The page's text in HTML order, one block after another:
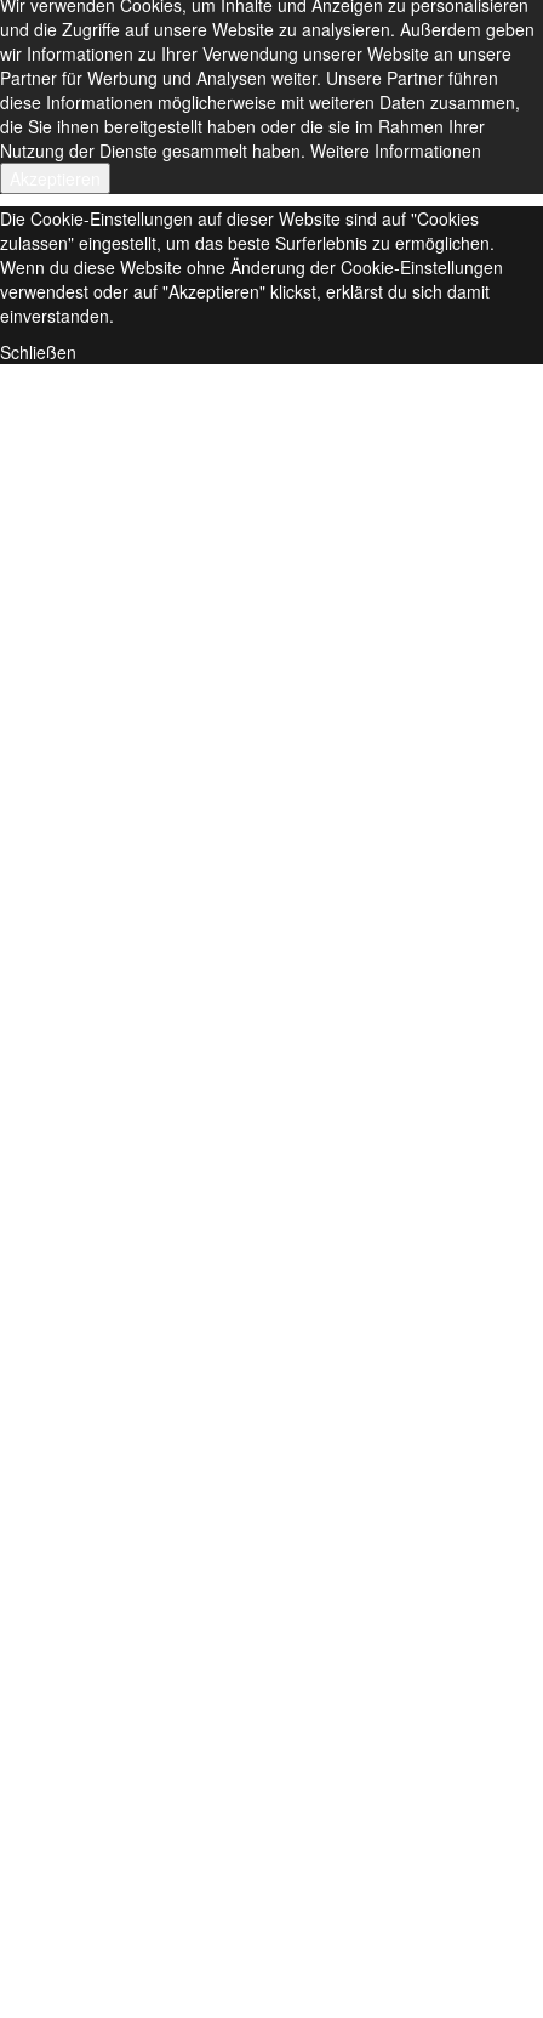
und die Zugriffe auf unsere Website zu analysieren. Außerdem geben
wir Informationen zu Ihrer Verwendung unserer Website an unsere
Partner für Werbung und Analysen weiter. Unsere Partner führen
diese Informationen möglicherweise mit weiteren Daten zusammen,
die Sie ihnen bereitgestellt haben oder die sie im Rahmen Ihrer
Nutzung der Dienste gesammelt haben. Weitere Informationen
Die Cookie-Einstellungen auf dieser Website sind auf "Cookies
zulassen" eingestellt, um das beste Surferlebnis zu ermöglichen.
Wenn du diese Website ohne Änderung der Cookie-Einstellungen
verwendest oder auf "Akzeptieren" klickst, erklärst du sich damit
einverstanden.
Schließen